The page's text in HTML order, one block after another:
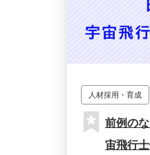
人材採用・育成
前例の
宙飛行